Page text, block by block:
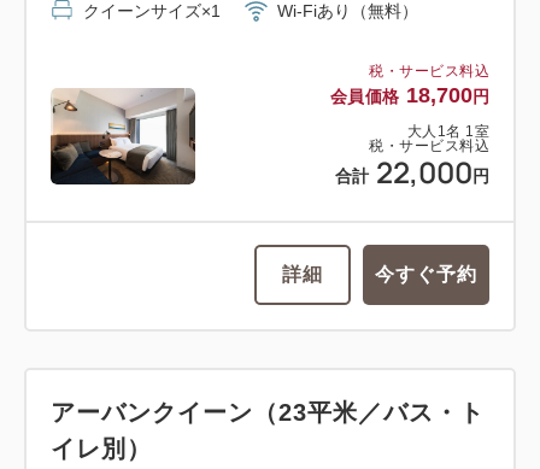
税・サービス料込
会員価格 18,700円
大人 1名 1室
税・サービス料込
合計 22,000 円
クイーンサイズ×1 Wi-Fiあり（無料）
詳細 今すぐ予約
アーバンクイーン（23平米／バス・ト
イレ別）